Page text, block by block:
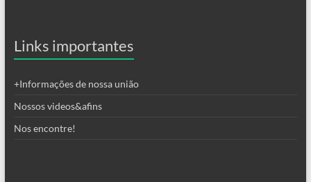
Links importantes
+Informações de nossa união
Nossos videos&afins
Nos encontre!